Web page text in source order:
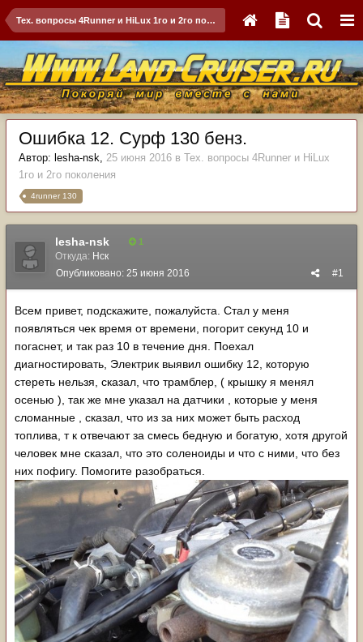
Тех. вопросы 4Runner и HiLux 1го и 2го поколения
Ошибка 12. Сурф 130 бенз.
Автор: lesha-nsk, 25 июня 2016 в Тех. вопросы 4Runner и HiLux
1го и 2го поколения
4runner 130
lesha-nsk 1
Откуда: Нск
#1
Опубликовано: 25 июня 2016
Всем привет, подскажите, пожалуйста. Стал у меня
появляться чек время от времени, погорит секунд 10 и
погаснет, и так раз 10 в течение дня. Поехал
диагностировать, Электрик выявил ошибку 12, которую
стереть нельзя, сказал, что трамблер, ( крышку я менял
осенью ), так же мне указал на датчики , которые у меня
сломанные , сказал, что из за них может быть расход
топлива, т к отвечают за смесь бедную и богатую, хотя другой
человек мне сказал, что это соленоиды и что с ними, что без
них пофигу. Помогите разобраться.